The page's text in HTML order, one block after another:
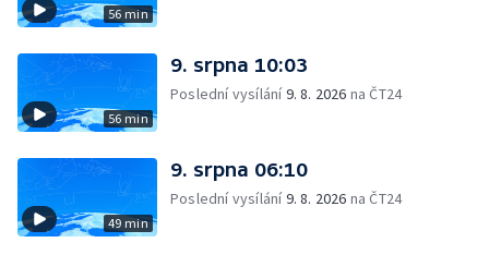
56 min
56 min
9. srpna 10:03
Poslední vysílání9. 8. 2026 na ČT24
49 min
9. srpna 06:10
Poslední vysílání9. 8. 2026 na ČT24